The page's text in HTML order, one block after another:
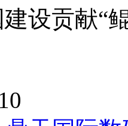
设贡献“